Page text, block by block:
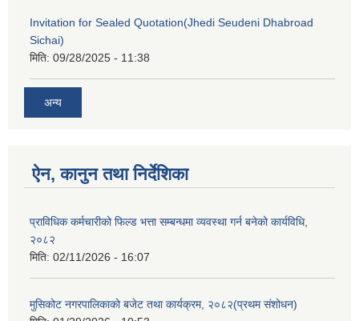
Invitation for Sealed Quotation(Jhedi Seudeni Dhabroad
Sichai)
मिति: 09/28/2025 - 11:38
अन्य
ऐन, कानुन तथा निर्देशिका
प्राविधिक कर्मचारीको फिल्ड भत्ता सम्बन्धमा व्यवस्था गर्न बनेको कार्यविधि,
२०८२
मिति: 02/11/2026 - 16:07
मुसिकोट नगरपालिकाको बजेट तथा कार्यक्रम, २०८२(प्रथम संशोधन)